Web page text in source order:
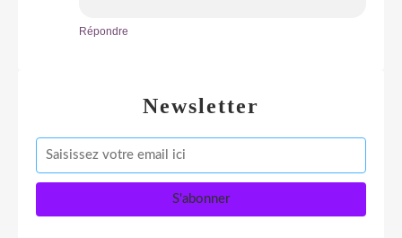
Répondre
Newsletter